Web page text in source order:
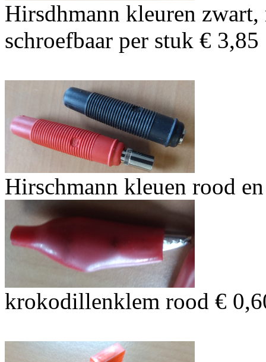
Hirsdhmann kleuren
schroefbaar per stuk € 3,85
Hirschmann kleuen rood
krokodillenklem rood €